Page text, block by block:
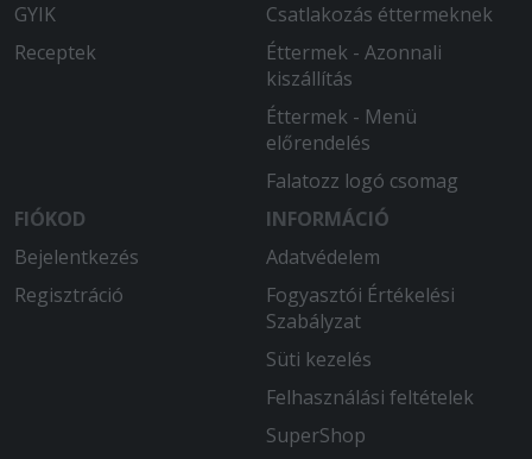
GYIK
Receptek
Csatlakozás éttermeknek
Éttermek - Azonnali
kiszállítás
Éttermek - Menü
előrendelés
Falatozz logó csomag
FIÓKOD
Bejelentkezés
Regisztráció
INFORMÁCIÓ
Adatvédelem
Fogyasztói Értékelési
Szabályzat
Süti kezelés
Felhasználási feltételek
SuperShop